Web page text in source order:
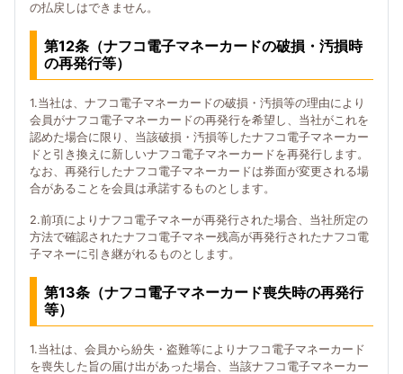
の払戻しはできません。
第12条（ナフコ電子マネーカードの破損・汚損時
の再発行等）
1.当社は、ナフコ電子マネーカードの破損・汚損等の理由により
会員がナフコ電子マネーカードの再発行を希望し、当社がこれを
認めた場合に限り、当該破損・汚損等したナフコ電子マネーカー
ドと引き換えに新しいナフコ電子マネーカードを再発行します。
なお、再発行したナフコ電子マネーカードは券面が変更される場
合があることを会員は承諾するものとします。
2.前項によりナフコ電子マネーが再発行された場合、当社所定の
方法で確認されたナフコ電子マネー残高が再発行されたナフコ電
子マネーに引き継がれるものとします。
第13条（ナフコ電子マネーカード喪失時の再発行
等）
1.当社は、会員から紛失・盗難等によりナフコ電子マネーカード
を喪失した旨の届け出があった場合、当該ナフコ電子マネーカー